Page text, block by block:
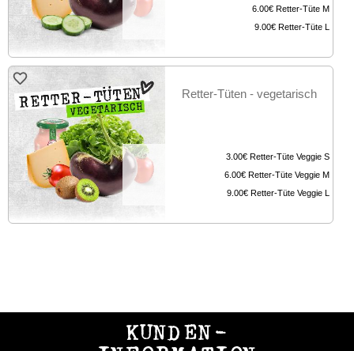
6.00€ Retter-Tüte M
9.00€ Retter-Tüte L
Retter-Tüten - vegetarisch
3.00€ Retter-Tüte Veggie S
6.00€ Retter-Tüte Veggie M
9.00€ Retter-Tüte Veggie L
KUNDEN-